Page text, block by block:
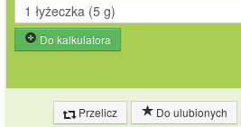
Do kalkulatora
Przelicz Do ulubionych